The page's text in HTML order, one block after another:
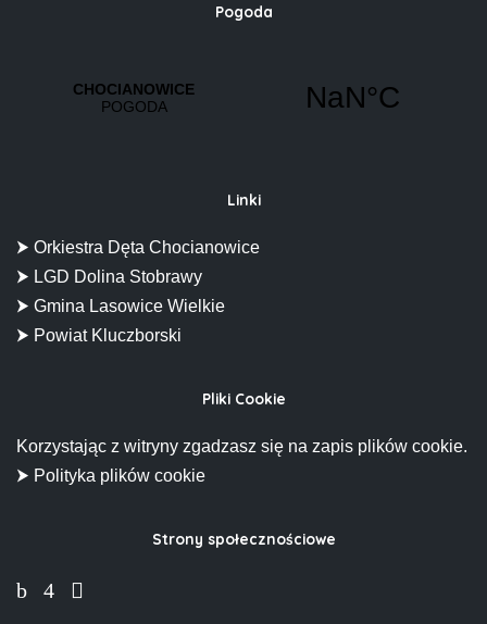
Pogoda
Linki
⮞ Orkiestra Dęta Chocianowice
⮞ LGD Dolina Stobrawy
⮞ Gmina Lasowice Wielkie
⮞ Powiat Kluczborski
Pliki Cookie
Korzystając z witryny zgadzasz się na zapis plików cookie.
⮞ Polityka plików cookie
Strony społecznościowe